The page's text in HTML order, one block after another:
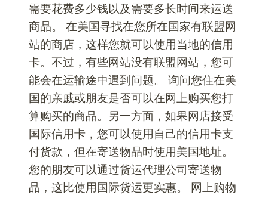
需要花费多少钱以及需要多长时间来运送
商品。 在美国寻找在您所在国家有联盟网
站的商店，这样您就可以使用当地的信用
卡。不过，有些网站没有联盟网站，您可
能会在运输途中遇到问题。 询问您住在美
国的亲戚或朋友是否可以在网上购买您打
算购买的商品。另一方面，如果网店接受
国际信用卡，您可以使用自己的信用卡支
付货款，但在寄送物品时使用美国地址。
您的朋友可以通过货运代理公司寄送物
品，这比使用国际货运更实惠。 网上购物